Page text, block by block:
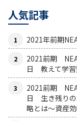
人気記事
2021年前期
2021前期
日 教えて学
2021前期
日 生き残りの
略とは〜資産